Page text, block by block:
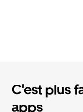
C'est plus
apps